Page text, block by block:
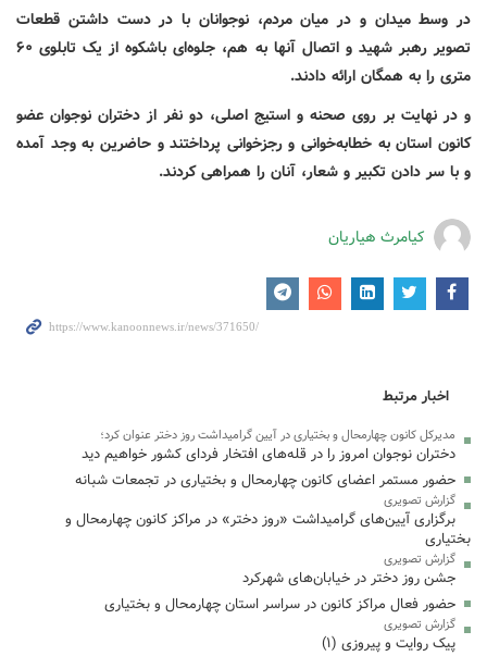
در وسط میدان و در میان مردم، نوجوانان با در دست داشتن قطعات
تصویر رهبر شهید و اتصال آنها به هم، جلوه‌ای باشکوه از یک تابلوی ۶۰
متری را به همگان ارائه دادند.
و در نهایت بر روی صحنه و استیج اصلی، دو نفر از دختران نوجوان عضو
کانون استان به خطابه‌خوانی و رجزخوانی پرداختند و حاضرین به وجد آمده
و با سر دادن تکبیر و شعار، آنان را همراهی کردند.
کیامرث هیاریان
اخبار مرتبط
مدیرکل کانون چهارمحال و بختیاری در آیین گرامیداشت روز دختر عنوان کرد؛
دختران نوجوان امروز را در قله‌های افتخار فردای کشور خواهیم دید
حضور مستمر اعضای کانون چهارمحال و بختیاری در تجمعات شبانه
گزارش تصویری
برگزاری آیین‌های گرامیداشت «روز دختر» در مراکز کانون چهارمحال و
بختیاری
گزارش تصویری
جشن روز دختر در خیابان‌های شهرکرد
حضور فعال مراکز کانون در سراسر استان چهارمحال و بختیاری
گزارش تصویری
پیک روایت و پیروزی (۱)